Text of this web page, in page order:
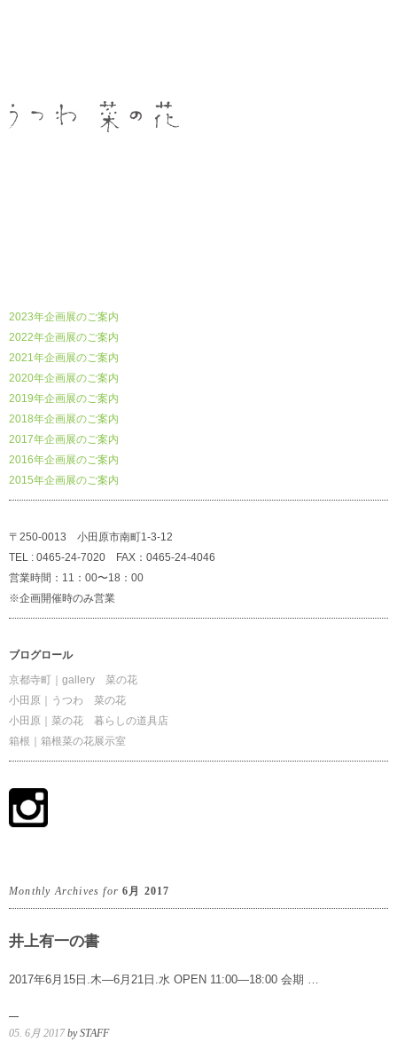
2023年企画展のご案内
2022年企画展のご案内
2021年企画展のご案内
2020年企画展のご案内
2019年企画展のご案内
2018年企画展のご案内
2017年企画展のご案内
2016年企画展のご案内
2015年企画展のご案内
〒250-0013 小田原市南町1-3-12
TEL : 0465-24-7020 FAX：0465-24-4046
営業時間：11：00〜18：00
※企画開催時のみ営業
ブログロール
京都寺町｜gallery 菜の花
小田原｜うつわ 菜の花
小田原｜菜の花 暮らしの道具店
箱根｜箱根菜の花展示室
Monthly Archives for6月 2017
井上有一の書
2017年6月15日.木―6月21日.水 OPEN 11:00―18:00 会期 …
05. 6月 2017by STAFF